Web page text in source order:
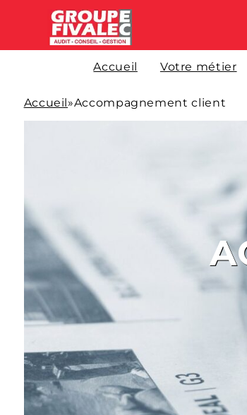
Accueil Votre métier
Accueil»Accompagnement client